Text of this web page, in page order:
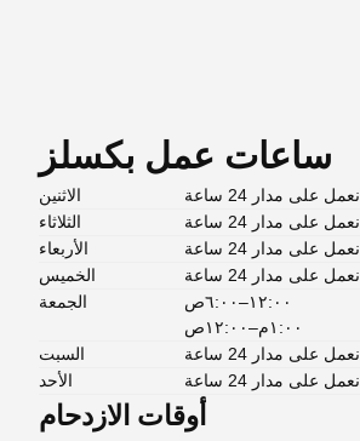
ساعات عمل بكسلز
الاثنين
نعمل على مدار 24 ساعة
الثلاثاء
نعمل على مدار 24 ساعة
الأربعاء
نعمل على مدار 24 ساعة
الخميس
نعمل على مدار 24 ساعة
الجمعة
١٢:٠٠–٦:٠٠ص
١:٠٠م–١٢:٠٠ص
السبت
نعمل على مدار 24 ساعة
الأحد
نعمل على مدار 24 ساعة
أوقات الازدحام